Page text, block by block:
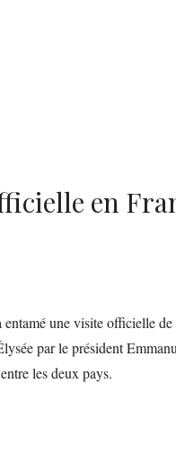
en
une visite officielle
par le président
les deux pays.